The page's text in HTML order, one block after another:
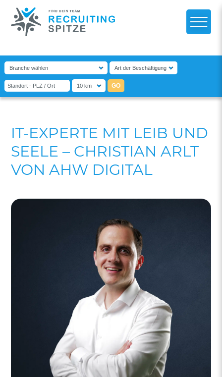
IT-EXPERTE MIT LEIB UND
SEELE – CHRISTIAN ARLT
VON AHW DIGITAL